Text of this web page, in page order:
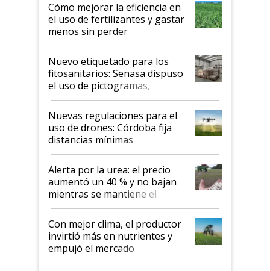
Cómo mejorar la eficiencia en
el uso de fertilizantes y gastar
menos sin perder
productividad en la campaña
fina
Nuevo etiquetado para los
fitosanitarios: Senasa dispuso
el uso de pictogramas,
palabras de advertencia e
indicaciones
Nuevas regulaciones para el
uso de drones: Córdoba fija
distancias mínimas
Alerta por la urea: el precio
aumentó un 40 % y no bajan
mientras se mantiene el
conflicto en Medio Oriente
Con mejor clima, el productor
invirtió más en nutrientes y
empujó el mercado